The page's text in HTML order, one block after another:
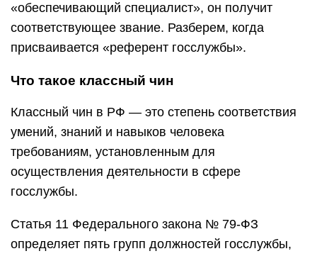
«обеспечивающий специалист», он получит
соответствующее звание. Разберем, когда
присваивается «референт госслужбы».
Что такое классный чин
Классный чин в РФ — это степень соответствия
умений, знаний и навыков человека
требованиям, установленным для
осуществления деятельности в сфере
госслужбы.
Статья 11 Федерального закона № 79-ФЗ
определяет пять групп должностей госслужбы,